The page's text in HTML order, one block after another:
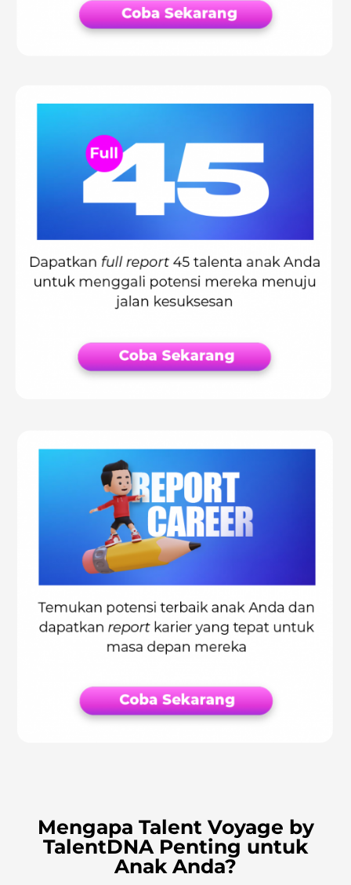
Mengapa Talent Voyage by
TalentDNA Penting untuk
Anak Anda?